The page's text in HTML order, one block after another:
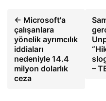
← Microsoft'a
çalışanlara
yönelik ayrımcılık
iddiaları
nedeniyle 14.4
milyon dolarlık
ceza
–